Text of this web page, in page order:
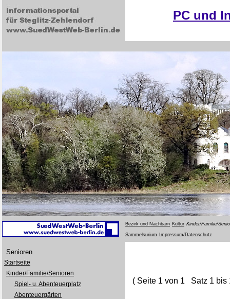
PC und
Bezirk und Nachbarn Kultur Kinder/Familie/
Sammelsurium Impressum/Datenschutz
Senioren
Startseite
Kinder/Familie/Senioren
Spiel- u. Abenteuerplatz
Abenteuergärten
( Seite 1 von 1 Satz 1 bis